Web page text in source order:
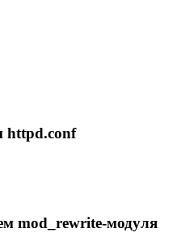
httpd.conf
mod_rewrite-модуля